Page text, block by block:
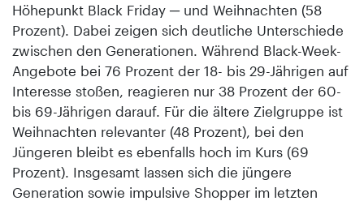
Höhepunkt Black Friday ─ und Weihnachten (58
Prozent). Dabei zeigen sich deutliche Unterschiede
zwischen den Generationen. Während Black-Week-
Angebote bei 76 Prozent der 18- bis 29-Jährigen auf
Interesse stoßen, reagieren nur 38 Prozent der 60-
bis 69-Jährigen darauf. Für die ältere Zielgruppe ist
Weihnachten relevanter (48 Prozent), bei den
Jüngeren bleibt es ebenfalls hoch im Kurs (69
Prozent). Insgesamt lassen sich die jüngere
Generation sowie impulsive Shopper im letzten